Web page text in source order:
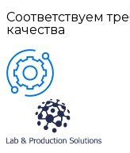
Соответствуем
качества